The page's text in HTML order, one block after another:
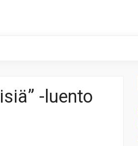
-luento